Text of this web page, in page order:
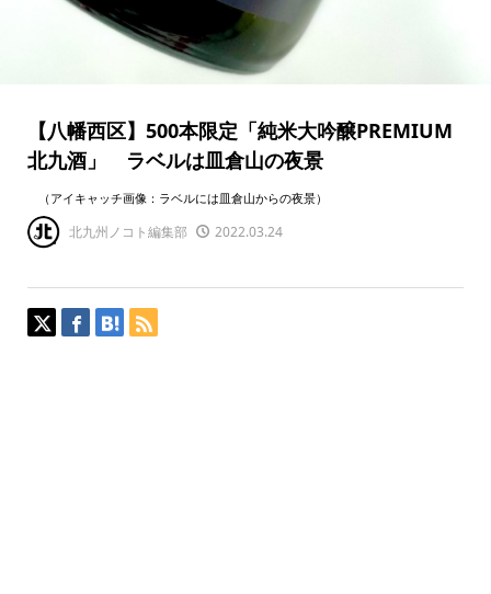
【八幡西区】500本限定「純米大吟醸PREMIUM
北九酒」 ラベルは皿倉山の夜景
（アイキャッチ画像：ラベルには皿倉山からの夜景）
北九州ノコト編集部 2022.03.24